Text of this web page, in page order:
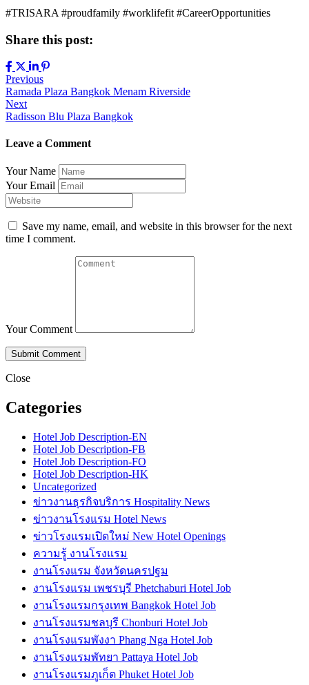
#TRISARA #proudfamily #worklifefit #CareerOpportunities
Share this post:
Previous
Ramada Plaza Bangkok Menam Riverside
Next
Radisson Blu Plaza Bangkok
Leave a Comment
Your Name
Your Email
Save my name, email, and website in this browser for the next
time I comment.
Your Comment
Close
Categories
Hotel Job Description-EN
Hotel Job Description-FB
Hotel Job Description-FO
Hotel Job Description-HK
Uncategorized
ข่าวงานธุรกิจบริการ Hospitality News
ข่าวงานโรงแรม Hotel News
ข่าวโรงแรมเปิดใหม่ New Hotel Openings
ความรู้ งานโรงแรม
งานโรงแรม จังหวัดนครปฐม
งานโรงแรม เพชรบุรี Phetchaburi Hotel Job
งานโรงแรมกรุงเทพ Bangkok Hotel Job
งานโรงแรมชลบุรี Chonburi Hotel Job
งานโรงแรมพังงา Phang Nga Hotel Job
งานโรงแรมพัทยา Pattaya Hotel Job
งานโรงแรมภูเก็ต Phuket Hotel Job